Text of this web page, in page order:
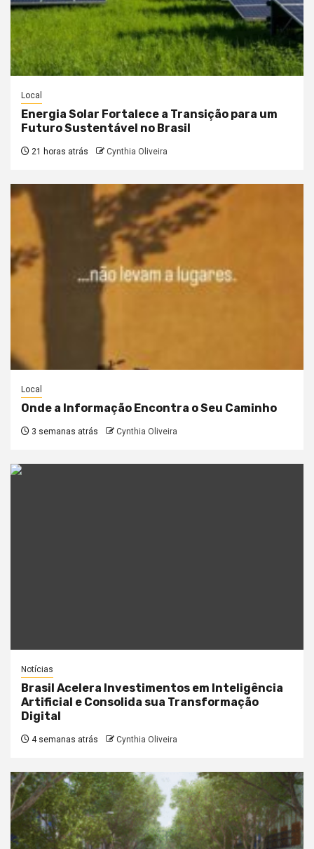
Local
Energia Solar Fortalece a Transição para um
Futuro Sustentável no Brasil
21 horas atrás Cynthia Oliveira
Local
Onde a Informação Encontra o Seu Caminho
3 semanas atrás Cynthia Oliveira
Notícias
Brasil Acelera Investimentos em Inteligência
Artificial e Consolida sua Transformação
Digital
4 semanas atrás Cynthia Oliveira